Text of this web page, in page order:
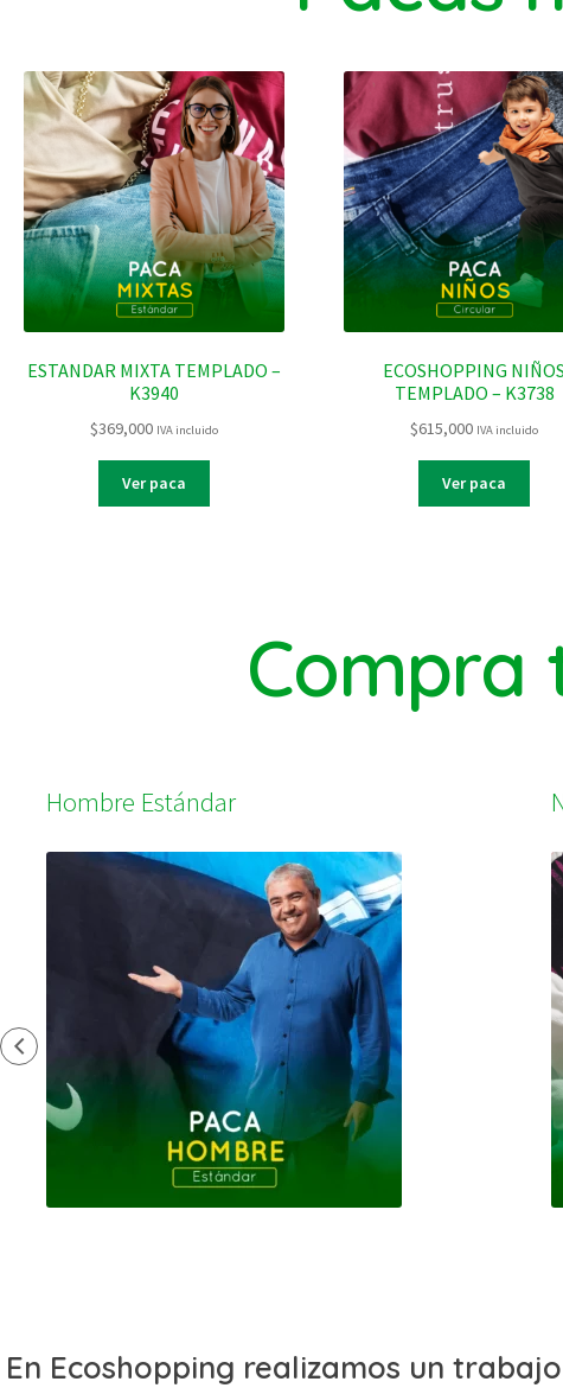
ESTANDAR MIXTA TEMPLADO –
K3940
$369,000 IVA incluido
Ver paca
ECOSHOPPING NIÑOS
TEMPLADO – K3738
$615,000 IVA incluido
Ver paca
Compra
Hombre Estándar
En Ecoshopping realizamos un